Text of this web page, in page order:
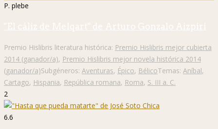
P. plebe
"El cáliz de Melqart" de Arturo Gonzalo Aizpiri
Premio Hislibris literatura histórica: Premio Hislibris mejor cubierta
2014 (ganador/a), Premio Hislibris mejor novela histórica 2014
(ganador/a)Subgéneros: Aventuras, Épico, BélicoTemas: Aníbal,
Cartago, Hispania, República romana, Roma, S. III a. C.
2
6.6